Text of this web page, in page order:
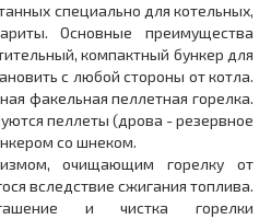
специально для котельных,
Основные преимущества
компактный бункер для
с любой стороны от котла.
факельная пеллетная горелка.
пеллеты (дрова - резервное
со шнеком.
очищающим горелку от
вследствие сжигания топлива.
и чистка горелки